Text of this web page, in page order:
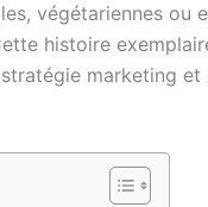
végétariennes ou
histoire
marketing et